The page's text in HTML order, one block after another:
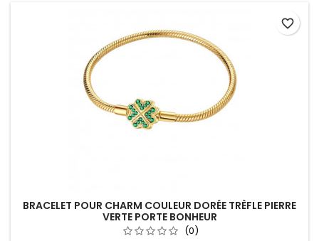
BRACELET POUR CHARM COULEUR DORÉE TRÈFLE PIERRE
VERTE PORTE BONHEUR
(0)
favorite_border